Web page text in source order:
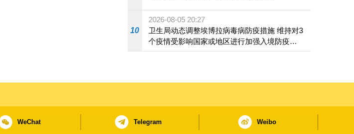
10
2026-08-05 20:27
卫生局动态调整埃博拉病毒病防疫措施 维持对3
个疫情受影响国家或地区进行加强入境防疫措
施
WeChat Telegram Weibo